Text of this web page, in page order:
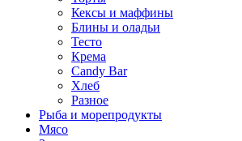
Кексы и маффины
Блины и оладьи
Тесто
Крема
Candy Bar
Хлеб
Разное
Рыба и морепродукты
Мясо